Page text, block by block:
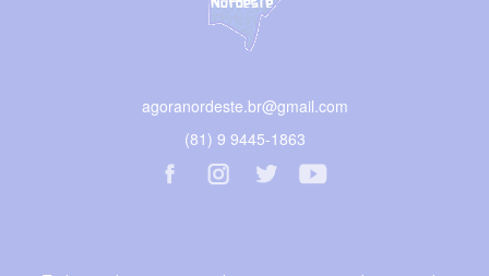
agoranordeste.br@gmail.com
(81) 9 9445-1863